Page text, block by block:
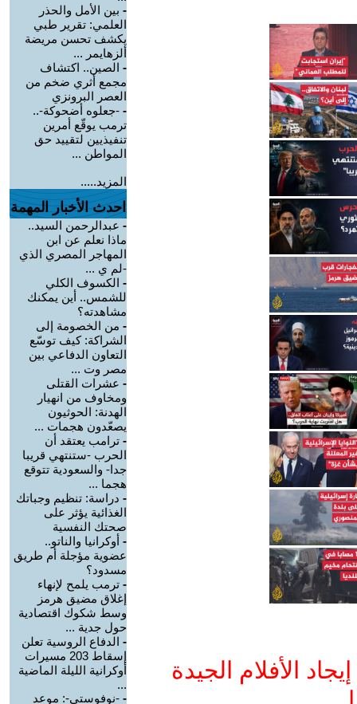
الأفلام الجيدة
- بين الأمل والحذر
العلمي: تقرير طبي
يكشف تحسن مريضة
ألزهايمر ...
- الصين.. اكتشاف
مجمع أثري ضخم من
العصر البرونزي
- -جعلوه أضحوكة-..
ترمب يوقّع أمرين
تنفيذيين لتقييد حق
المواطن ...
المزيد.....
احدث الأخبار المهمة
- عبدالرحمن السيد..
ماذا نعلم عن ابن
المهاجر المصري الذي
-لم ي ...
- الكسوف الكلي
للشمس.. أين يمكنك
مشاهدته؟
- من الخصومة إلى
الشراكة: كيف توسّع
التعاون الدفاعي بين
مصر وت ...
- عشرات القتلى
ومخاوف من انهيار
الهدنة: الحوثيون
يصعّدون هجمات ...
- ترامب يعتقد أن
الحرب -ستنتهي قريبا
جدا- والسعودية تتوقع
هجما ...
- دراسة: تنظيم وجباتك
الغذائية يؤثر على
صحتك النفسية
- أوكرانيا والناتو..
عضوية مؤجلة أم طريق
مسدود؟
- ترمب يلمح لإنهاء
إغلاق مضيق هرمز
وسط شكوك اقتصادية
حول جدية ...
- الدفاع الروسية تعلن
إسقاط 203 مسيرات
أوكرانية الليلة الماضية
...
- -نوفوستي-: موعد